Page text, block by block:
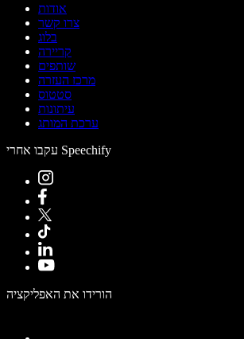
אודות
צרו קשר
בלוג
קריירה
שותפים
מרכז העזרה
סטטוס
עיתונות
ערכת המותג
עקבו אחרי Speechify
הורידו את האפליקציה